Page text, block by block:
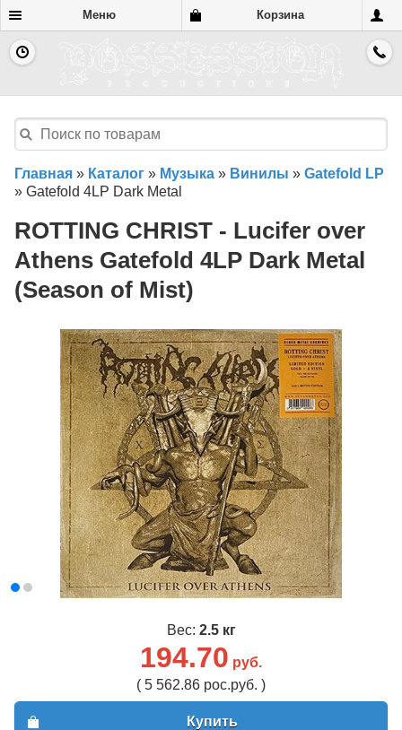
Меню Корзина
Главная » Каталог » Музыка » Винилы » Gatefold LP
» Gatefold 4LP Dark Metal
ROTTING CHRIST - Lucifer over
Athens Gatefold 4LP Dark Metal
(Season of Mist)
Вес: 2.5 кг
194.70 руб.
( 5 562.86 рос.руб. )
Купить